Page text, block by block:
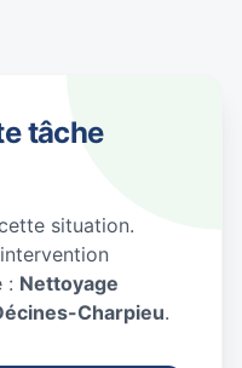
tâche
situation.
: Nettoyage
Charpieu.